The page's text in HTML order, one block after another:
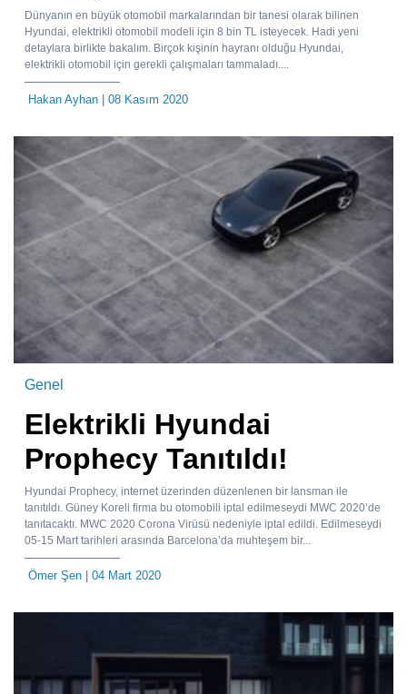
Dünyanın en büyük otomobil markalarından bir tanesi olarak bilinen
Hyundai, elektrikli otomobil modeli için 8 bin TL isteyecek. Hadi yeni
detaylara birlikte bakalım. Birçok kişinin hayranı olduğu Hyundai,
elektrikli otomobil için gerekli çalışmaları tammaladı....
Hakan Ayhan | 08 Kasım 2020
Genel
Elektrikli Hyundai
Prophecy Tanıtıldı!
Hyundai Prophecy, internet üzerinden düzenlenen bir lansman ile
tanıtıldı. Güney Koreli firma bu otomobili iptal edilmeseydi MWC 2020’de
tanıtacaktı. MWC 2020 Corona Virüsü nedeniyle iptal edildi. Edilmeseydi
05-15 Mart tarihleri arasında Barcelona’da muhteşem bir...
Ömer Şen | 04 Mart 2020